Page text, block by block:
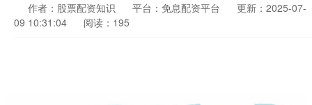
作者：股票配资知识 平台：免息配资平台
更新：2025-07-
09 10:31:04
阅读：195